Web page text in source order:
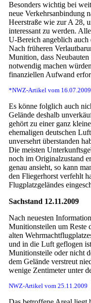
Besonders wichtig bei
neue Verkehrsanbindung
Heerstraße wie zur A 28,
interessant zu werden.
U-Bereich angeblich
Nach früheren
Munition, dass
notwendig machen
finanziellen Aufwand
*NWZ-Artikel vom 16.07.2009
Es könne folglich auch
Gelände deshalb
gehört zu einer ganz
ehemaligen deutschen
unversehrt überstanden
Die meisten
noch im Originalzustand
genau ansieht, so kann
den Fliegerhorst verfehlt
Flugplatzgeländes
Sachstand 12.11.2009
Nach neuesten
Munitionsteilen um Reste
alten
und in die Luft geflogen
Munitionsteile oder nicht
dem Gelände verstreut
wenige Zentimeter unter
NWZ-Artikel vom 25.11.2009